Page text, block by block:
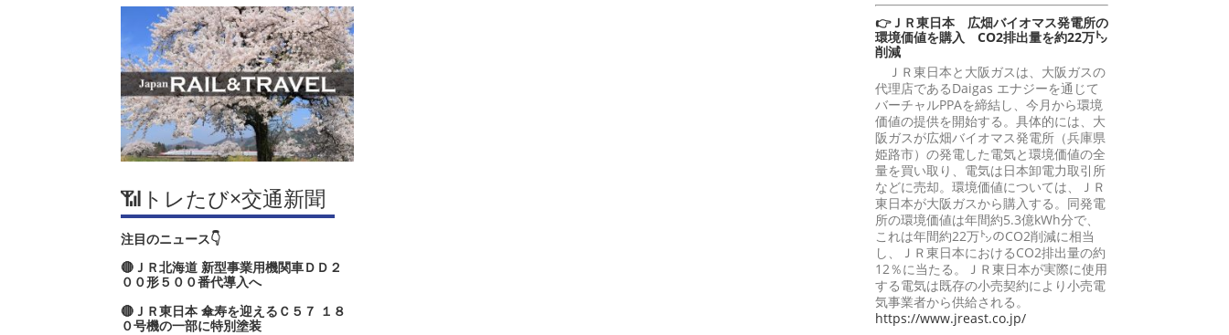
📶トレたび×交通新聞
注目のニュース👇
🔴ＪＲ北海道 新型事業用機関車ＤＤ２
００形５００番代導入へ
🔴ＪＲ東日本 傘寿を迎えるＣ５７ １８
０号機の一部に特別塗装
👉ＪＲ東日本 広畑バイオマス発電所の
環境価値を購入 CO2排出量を約22万㌧
削減
ＪＲ東日本と大阪ガスは、大阪ガスの
代理店であるDaigas エナジーを通じて
バーチャルPPAを締結し、今月から環境
価値の提供を開始する。具体的には、大
阪ガスが広畑バイオマス発電所（兵庫県
姫路市）の発電した電気と環境価値の全
量を買い取り、電気は日本卸電力取引所
などに売却。環境価値については、ＪＲ
東日本が大阪ガスから購入する。同発電
所の環境価値は年間約5.3億kWh分で、
これは年間約22万㌧のCO2削減に相当
し、ＪＲ東日本におけるCO2排出量の約
12％に当たる。ＪＲ東日本が実際に使用
する電気は既存の小売契約により小売電
気事業者から供給される。
https://www.jreast.co.jp/